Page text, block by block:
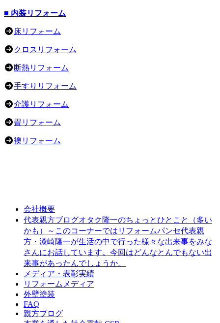
■ 内装リフォーム
床リフォーム
クロスリフォーム
断熱リフォーム
手すりリフォーム
介護リフォーム
畳リフォーム
襖リフォーム
会社概要
代表親方ブログオタク隆一のちょっとひとこと（多い
かも）～このコーナーではリフォームパンセ代表親
方・漆崎隆一が生活の中で行った様々な出来事をみな
さんにお話しています。今回はどんなとんでもない出
来事があったんでしょうか。
メディア・表彰実績
リフォームメディア
外壁塗装
FAQ
親方ブログ